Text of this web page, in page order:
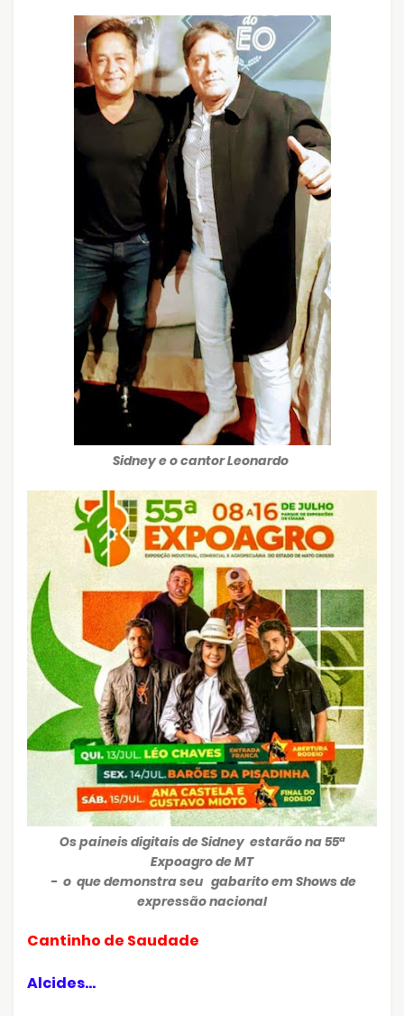
Sidney e o cantor Leonardo
Os paineis digitais de Sidney estarão na 55ª
Expoagro de MT
- o que demonstra seu gabarito em Shows de
expressão nacional
Cantinho de Saudade
Alcides...